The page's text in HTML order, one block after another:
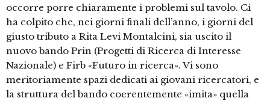
occorre porre chiaramente i problemi sul tavolo. Ci
ha colpito che, nei giorni finali dell’anno, i giorni del
giusto tributo a Rita Levi Montalcini, sia uscito il
nuovo bando Prin (Progetti di Ricerca di Interesse
Nazionale) e Firb «Futuro in ricerca». Vi sono
meritoriamente spazi dedicati ai giovani ricercatori, e
la struttura del bando coerentemente «imita» quella